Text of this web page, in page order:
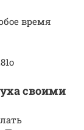
время
своими